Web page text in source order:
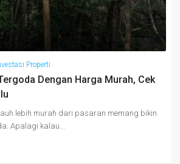
Properti
Dengan Harga Murah, Cek
lebih murah dari pasaran memang bikin
Apalagi kalau...